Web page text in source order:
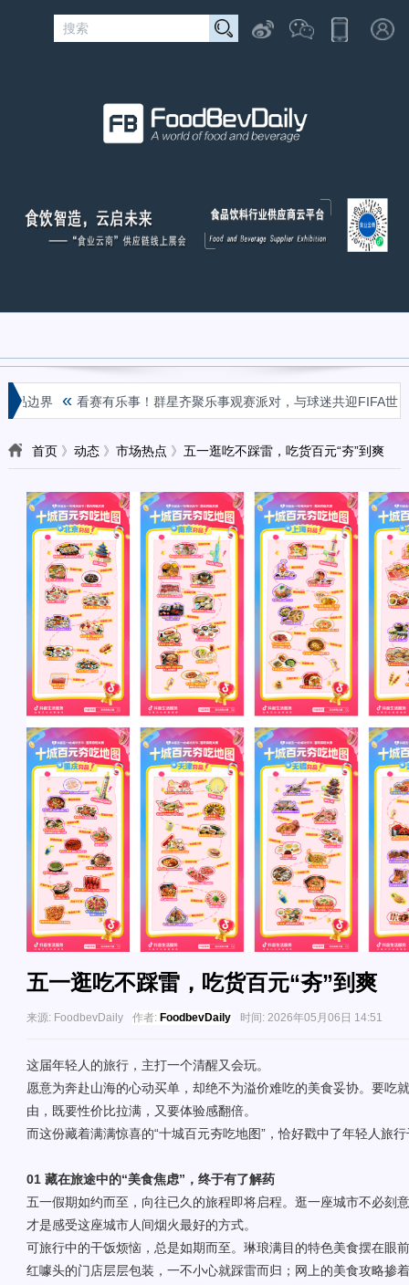
« 看赛有乐事！群星齐聚乐事观赛派对，与球迷共迎FIFA世界杯冠军
首页》 动态》 市场热点 》 五一逛吃不踩雷，吃货百元“夯”到爽
五一逛吃不踩雷，吃货百元“夯”到爽
来源: FoodbevDaily 作者: FoodbevDaily 时间: 2026年05月06日 14:51
这届年轻人的旅行，主打一个清醒又会玩。
愿意为奔赴山海的心动买单，却绝不为溢价难吃的美食妥协。要吃
由，既要性价比拉满，又要体验感翻倍。
而这份藏着满满惊喜的“十城百元夯吃地图”，恰好戳中了年轻人旅
01 藏在旅途中的“美食焦虑” ，终于有了解药
五一假期如约而至，向往已久的旅程即将启程。逛一座城市不必刻
才是感受这座城市人间烟火最好的方式。
可旅行中的干饭烦恼，总是如期而至。琳琅满目的特色美食摆在眼
红噱头的门店层层包装，一不小心就踩雷而归；网上的美食攻略掺